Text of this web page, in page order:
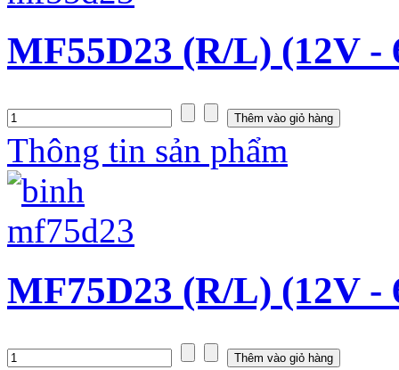
MF55D23 (R/L) (12V -
Thông tin sản phẩm
MF75D23 (R/L) (12V -